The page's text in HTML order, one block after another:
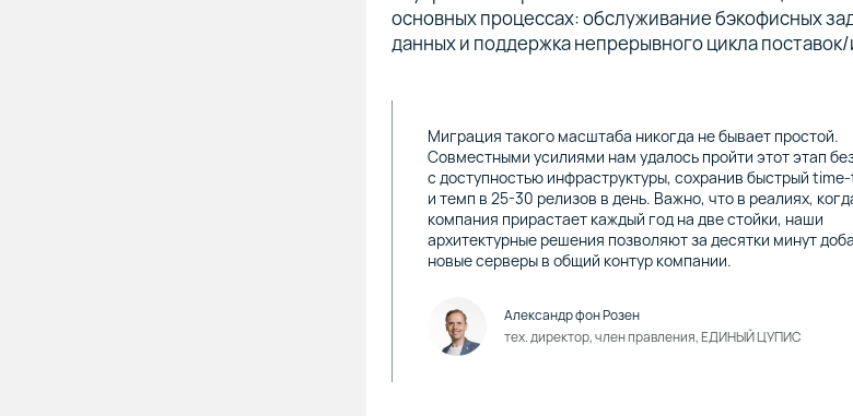
основных процессах: обслуживание бэкофисных
данных и поддержка непрерывного цикла
Миграция такого масштаба никогда не бывает простой.
Совместными усилиями нам удалось пройти этот этап
с доступностью инфраструктуры, сохранив быстрый
и темп в 25-30 релизов в день. Важно, что в реалиях,
компания прирастает каждый год на две стойки, наши
архитектурные решения позволяют за десятки минут
новые серверы в общий контур компании.
Александр фон Розен
тех. директор, член правления, ЕДИНЫЙ ЦУПИС